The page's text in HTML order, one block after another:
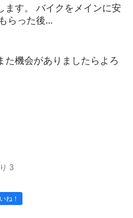
ます。 バイクをメインに安
らった後...
た機会がありましたらよろ
3
ね！